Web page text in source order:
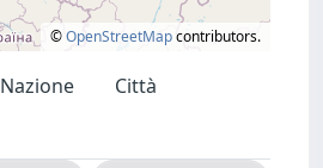
©OpenStreetMapcontributors.
Nazione
Città